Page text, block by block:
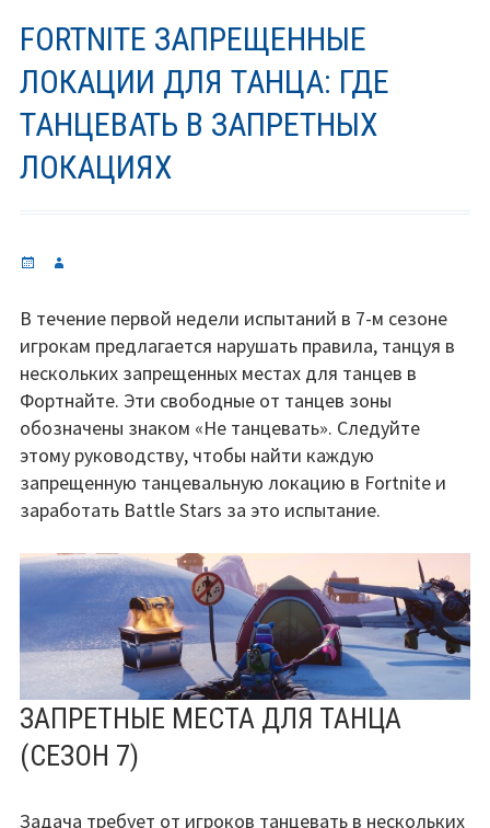
FORTNITE ЗАПРЕЩЕННЫЕ
ЛОКАЦИИ ДЛЯ ТАНЦА: ГДЕ
ТАНЦЕВАТЬ В ЗАПРЕТНЫХ
ЛОКАЦИЯХ
Опубликовано
Автор
В течение первой недели испытаний в 7-м сезоне
игрокам предлагается нарушать правила, танцуя в
нескольких запрещенных местах для танцев в
Фортнайте. Эти свободные от танцев зоны
обозначены знаком «Не танцевать». Следуйте
этому руководству, чтобы найти каждую
запрещенную танцевальную локацию в Fortnite и
заработать Battle Stars за это испытание.
ЗАПРЕТНЫЕ МЕСТА ДЛЯ ТАНЦА
(СЕЗОН 7)
Задача требует от игроков танцевать в нескольких